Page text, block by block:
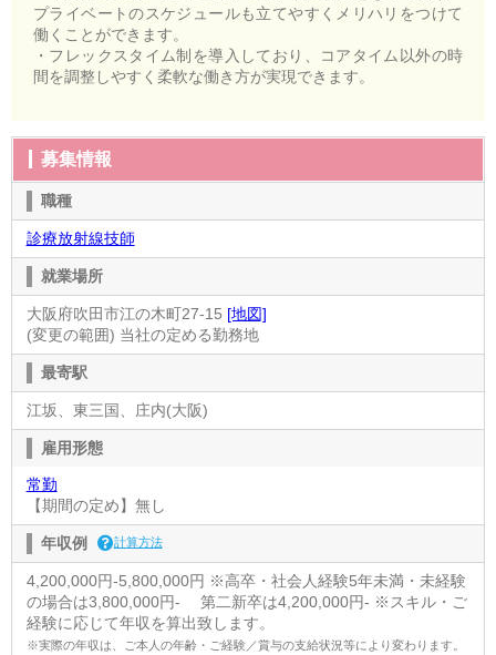
プライベートのスケジュールも立てやすくメリハリをつけて
働くことができます。
・フレックスタイム制を導入しており、コアタイム以外の時
間を調整しやすく柔軟な働き方が実現できます。
募集情報
職種
診療放射線技師
就業場所
大阪府吹田市江の木町27-15 [地図]
(変更の範囲) 当社の定める勤務地
最寄駅
江坂、東三国、庄内(大阪)
雇用形態
常勤
【期間の定め】無し
年収例 計算方法
4,200,000円-5,800,000円 ※高卒・社会人経験5年未満・未経験
の場合は3,800,000円- 第二新卒は4,200,000円- ※スキル・ご
経験に応じて年収を算出致します。
※実際の年収は、ご本人の年齢・ご経験／賞与の支給状況等により変わります。